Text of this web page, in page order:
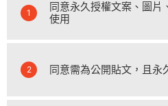
1
同意永久授權文案、圖片
使用
2 同意需為公開貼文，且永